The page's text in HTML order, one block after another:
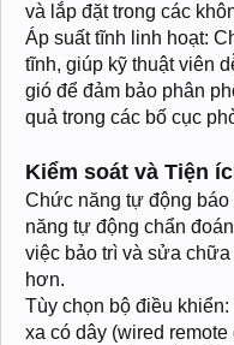
và lắp đặt trong các
Áp suất tĩnh linh hoạt:
tĩnh, giúp kỹ thuật viên
gió để đảm bảo phân
quả trong các bố cục
Kiểm soát và Tiện
Chức năng tự động
năng tự động chẩn
việc bảo trì và sửa
hơn.
Tùy chọn bộ điều
xa có dây (wired